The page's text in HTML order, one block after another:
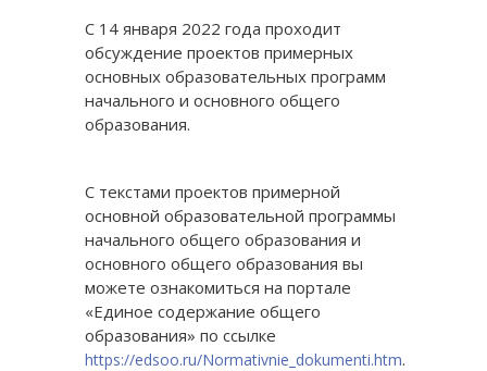
С 14 января 2022 года проходит
обсуждение проектов примерных
основных образовательных программ
начального и основного общего
образования.
С текстами проектов примерной
основной образовательной программы
начального общего образования и
основного общего образования вы
можете ознакомиться на портале
«Единое содержание общего
образования» по ссылке
https://edsoo.ru/Normativnie_dokumenti.htm.